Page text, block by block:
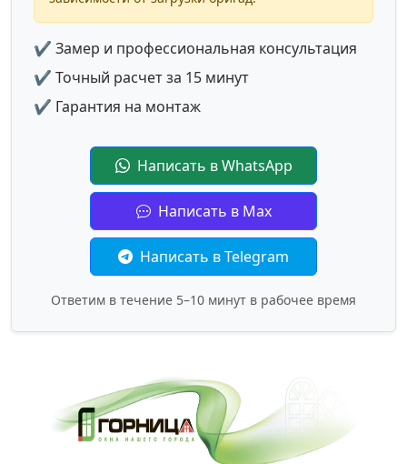
✔ Замер и профессиональная консультация
✔ Точный расчет за 15 минут
✔ Гарантия на монтаж
Написать в WhatsApp
Написать в Max
Написать в Telegram
Ответим в течение 5–10 минут в рабочее время